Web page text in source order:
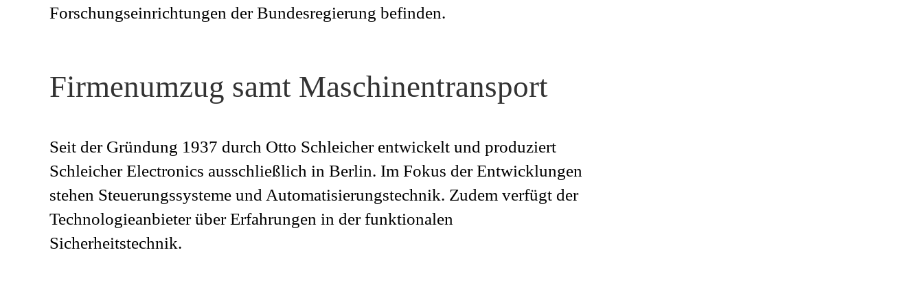
Forschungseinrichtungen der Bundesregierung befinden.
Firmenumzug samt Maschinentransport
Seit der Gründung 1937 durch Otto Schleicher entwickelt und produziert
Schleicher Electronics ausschließlich in Berlin. Im Fokus der Entwicklungen
stehen Steuerungssysteme und Automatisierungstechnik. Zudem verfügt der
Technologieanbieter über Erfahrungen in der funktionalen
Sicherheitstechnik.